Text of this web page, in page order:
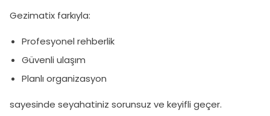
Gezimatix farkıyla:
Profesyonel rehberlik
Güvenli ulaşım
Planlı organizasyon
sayesinde seyahatiniz sorunsuz ve keyifli geçer.